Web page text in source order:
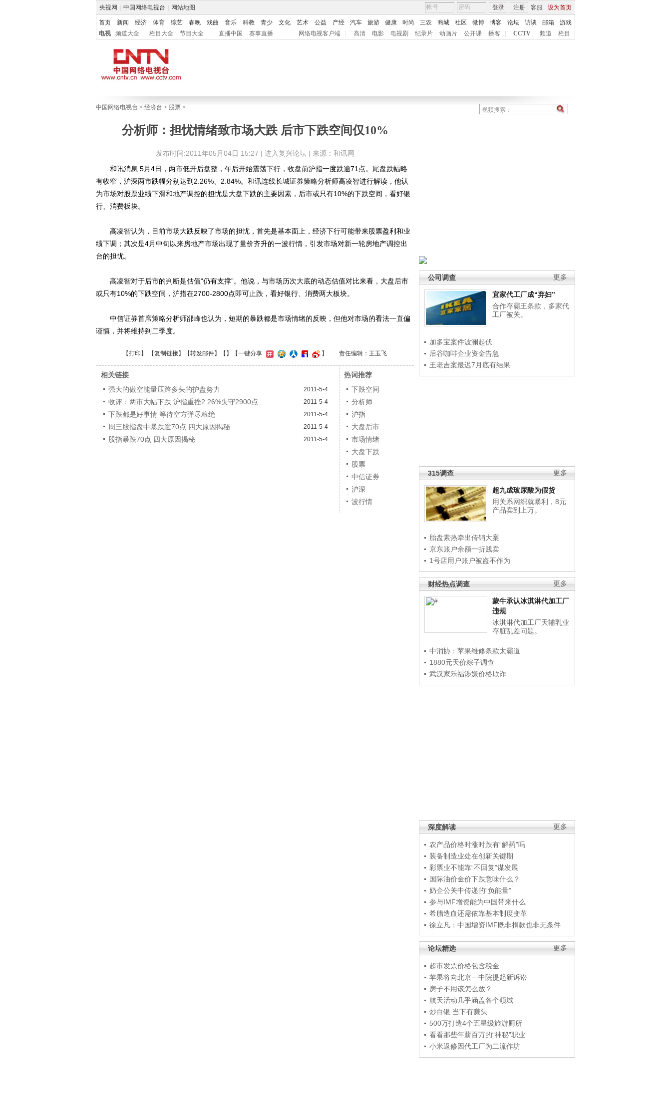
央视网 中国网络电视台 网站地图 客服 设为首页
登录 注册
首页 新闻 经济 体育 综艺 春晚 戏曲 音乐 科教 青少 文化 艺术 公益 产经 汽车 旅游 健康 时尚 三农 商城 社区 微博 博客 论坛 访谈 邮箱
游戏
电视
频道大全 栏目大全 节目大全 直播中国 赛事直播 网络电视客户端 高清 电影 电视剧 纪录片 动画片 公开课 播客 CCTV 频道 栏目
中国网络电视台 > 经济台 > 股票 >
分析师：担忧情绪致市场大跌 后市下跌空间仅10%
发布时间:2011年05月04日 15:27 | 进入复兴论坛| 来源：和讯网
更多
公司调查
宜家代工厂成“弃妇”
合作存霸王条款，多家代
工厂被关。
加多宝案件波澜起伏
后谷咖啡企业资金告急
王老吉案最迟7月底有结果
更多
315调查
超九成玻尿酸为假货
用关系网织就暴利，8元
产品卖到上万。
胎盘素热牵出传销大案
京东账户余额一折贱卖
1号店用户账户被盗不作为
更多
财经热点调查
蒙牛承认冰淇淋代加工厂
违规
冰淇淋代加工厂天辅乳业
存脏乱差问题。
中消协：苹果维修条款太霸道
1880元天价粽子调查
武汉家乐福涉嫌价格欺诈
更多
深度解读
农产品价格时涨时跌有“解药”吗
装备制造业处在创新关键期
彩票业不能靠“不回复”谋发展
国际油价金价下跌意味什么？
奶企公关中传递的“负能量”
参与IMF增资能为中国带来什么
希腊造血还需依靠基本制度变革
徐立凡：中国增资IMF既非捐款也非无条件
更多
论坛精选
超市发票价格包含税金
苹果将向北京一中院提起新诉讼
房子不用该怎么放？
航天活动几乎涵盖各个领域
炒白银 当下有赚头
500万打造4个五星级旅游厕所
看看那些年薪百万的“神秘”职业
小米返修因代工厂为二流作坊
和讯消息 5月4日，两市低开后盘整，午后开始震荡下行，收盘前沪指一度跌逾71点。尾盘跌幅略
有收窄，沪深两市跌幅分别达到2.26%、2.84%。和讯连线长城证券策略分析师高凌智进行解读，他认
为市场对股票业绩下滑和地产调控的担忧是大盘下跌的主要因素，后市或只有10%的下跌空间，看好银
行、消费板块。
高凌智认为，目前市场大跌反映了市场的担忧，首先是基本面上，经济下行可能带来股票盈利和业
绩下调；其次是4月中旬以来房地产市场出现了量价齐升的一波行情，引发市场对新一轮房地产调控出
台的担忧。
高凌智对于后市的判断是估值“仍有支撑”。他说，与市场历次大底的动态估值对比来看，大盘后市
或只有10%的下跌空间，沪指在2700-2800点即可止跌，看好银行、消费两大板块。
中信证券首席策略分析师郤峰也认为，短期的暴跌都是市场情绪的反映，但他对市场的看法一直偏
谨慎，并将维持到二季度。
【打印 】 【复制链接】【转发邮件】【 】 【一键分享 】 责任编辑：王玉飞
相关链接
强大的做空能量压跨多头的护盘努力
2011-5-4
收评：两市大幅下跌 沪指重挫2.26%失守2900点 2011-5-4
下跌都是好事情 等待空方弹尽粮绝 2011-5-4
周三股指盘中暴跌逾70点 四大原因揭秘 2011-5-4
股指暴跌70点 四大原因揭秘 2011-5-4
热词推荐
下跌空间
分析师
沪指
大盘后市
市场情绪
大盘下跌
股票
中信证券
沪深
波行情